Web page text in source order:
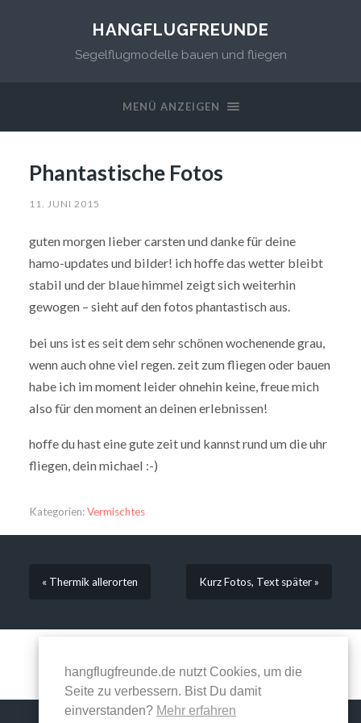
HANGFLUGFREUNDE
Segelflugmodelle bauen und fliegen
MENÜ ANZEIGEN
Phantastische Fotos
11. JUNI 2015
guten morgen lieber carsten und danke für deine
hamo-updates und bilder! ich hoffe das wetter bleibt
stabil und der blaue himmel zeigt sich weiterhin
gewogen – sieht auf den fotos phantastisch aus.
bei uns ist es seit dem sehr schönen wochenende grau,
wenn auch ohne viel regen. zeit zum fliegen oder bauen
habe ich im moment leider ohnehin keine, freue mich
also für den moment an deinen erlebnissen!
hoffe du hast eine gute zeit und kannst rund um die uhr
fliegen, dein michael :-)
Kategorien:Vermischtes
« Thermik allerorten Kurz Fotos, Text später »
Kommentare sind geschlossen.
hangflugfreunde.de nutzt Cookies, um die
Seite zu verbessern. Bist Du damit
einverstanden? Mehr erfahren